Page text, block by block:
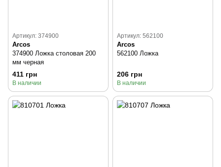
Артикул: 374900
Arcos
374900 Ложка столовая 200
мм черная
411 грн
В наличии
Артикул: 562100
Arcos
562100 Ложка
206 грн
В наличии